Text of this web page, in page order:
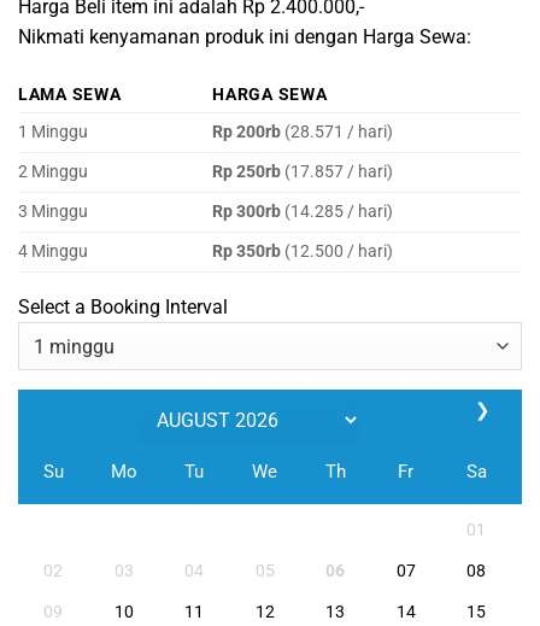
Harga Beli item ini adalah Rp 2.400.000,-
Nikmati kenyamanan produk ini dengan Harga Sewa:
LAMA SEWA
HARGA SEWA
1 Minggu
Rp 200rb (28.571 / hari)
2 Minggu
Rp 250rb (17.857 / hari)
3 Minggu
Rp 300rb (14.285 / hari)
4 Minggu
Rp 350rb (12.500 / hari)
Select a Booking Interval
❯
Su Mo Tu We Th Fr Sa
01
02 03 04 05 06 07 08
09 10 11 12 13 14 15